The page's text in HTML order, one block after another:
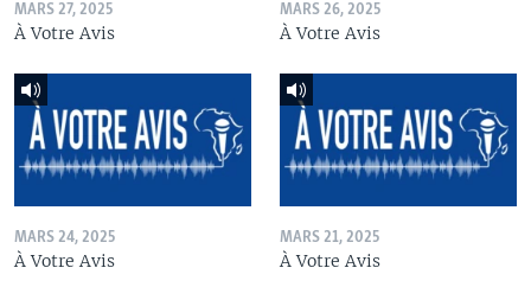
MARS 27, 2025
À Votre Avis
MARS 26, 2025
À Votre Avis
MARS 24, 2025
À Votre Avis
MARS 21, 2025
À Votre Avis